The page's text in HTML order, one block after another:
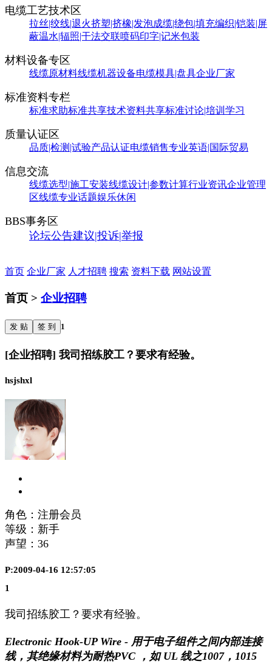
电缆工艺技术区
拉丝|绞线|退火挤塑|挤橡|发泡成缆|绕包|填充编织|铠装|屏
蔽温水|辐照|干法交联喷码印字|记米包装
材料设备专区
线缆原材料线缆机器设备电缆模具|盘具企业厂家
标准资料专栏
标准求助标准共享技术资料共享标准讨论|培训学习
质量认证区
品质|检测|试验产品认证电缆销售专业英语|国际贸易
信息交流
线缆选型|施工安装线缆设计|参数计算行业资讯企业管理
区线缆专业话题娱乐休闲
BBS事务区
论坛公告建议|投诉|举报
首页 企业厂家 人才招聘 搜索 资料下载 网站设置
首页 > 企业招聘
发 贴 签 到 1
[企业招聘] 我司招练胶工？要求有经验。
hsjshxl
角色：注册会员
等级：新手
声望： 36
P:2009-04-16 12:57:05
1
我司招练胶工？要求有经验。
Electronic Hook-UP Wire - 用于电子组件之间内部连接
线，其绝缘材料为耐热PVC ，如 UL 线之1007，1015